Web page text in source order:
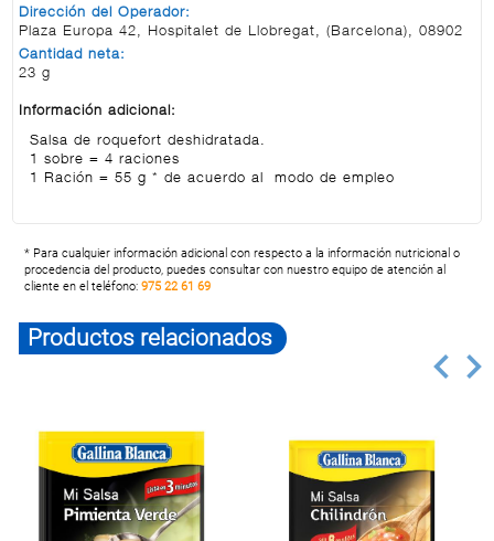
Dirección del Operador:
Plaza Europa 42, Hospitalet de Llobregat, (Barcelona), 08902
Cantidad neta:
23 g
Información adicional:
Salsa de roquefort deshidratada.
1 sobre = 4 raciones
1 Ración = 55 g * de acuerdo al modo de empleo
* Para cualquier información adicional con respecto a la información nutricional o
procedencia del producto, puedes consultar con nuestro equipo de atención al
cliente en el teléfono:975 22 61 69
Productos relacionados